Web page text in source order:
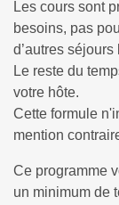
Les cours sont
besoins, pas
d’autres
Le reste du
votre hôte.
Cette formule
mention
Ce programme
un minimum de